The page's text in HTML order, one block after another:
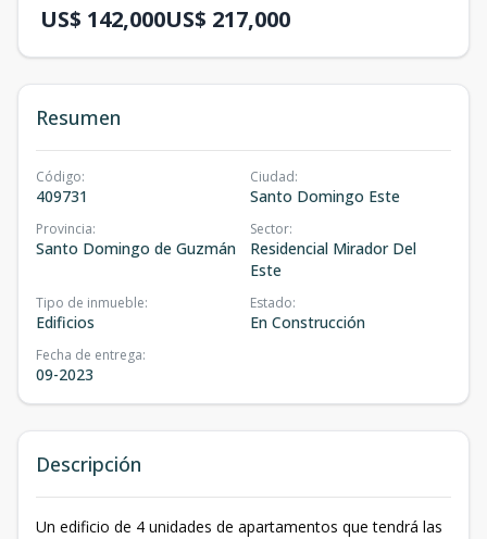
US$ 142,000US$ 217,000
Resumen
Código:
409731
Ciudad:
Santo Domingo Este
Provincia:
Santo Domingo de Guzmán
Sector:
Residencial Mirador Del
Este
Tipo de inmueble:
Edificios
Estado:
En Construcción
Fecha de entrega:
09-2023
Descripción
Un edificio de 4 unidades de apartamentos que tendrá las